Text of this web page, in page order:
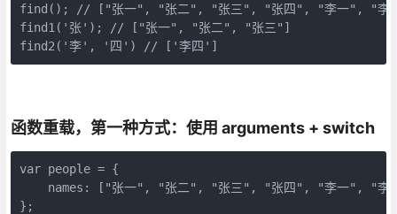
find(); // ["张一", "张二", "张三", "张四", "李一", "李
find1('张'); // ["张一", "张二", "张三"]
find2('李', '四') // ['李四']
函数重载，第一种方式：使用 arguments + switch
var people = {
names: ["张一", "张二", "张三", "张四", "李一", "李
};